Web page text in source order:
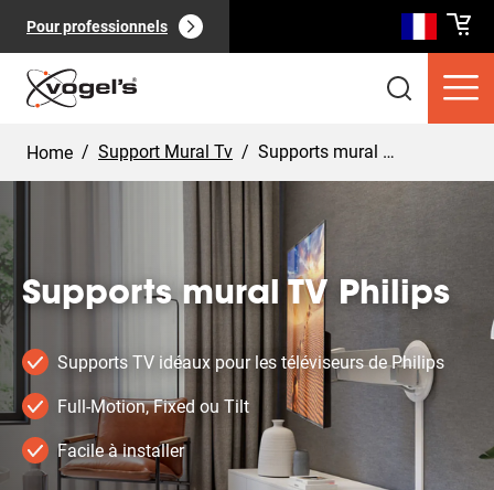
Pour professionnels
Produits clients (0): Voir tout
Pages(0):
Home / Support Mural Tv / Supports mural TV Philips
Supports mural TV Philips
Supports TV idéaux pour les téléviseurs de Philips
Full-Motion, Fixed ou Tilt
Facile à installer